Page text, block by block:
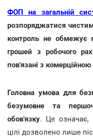
ФОП на загальній
розпоряджатися
контроль не обмежує
грошей з робочого
пов'язані з комерційною
Головна умова для
безумовне та
обов'язку. Це означає,
цілі дозволено лише